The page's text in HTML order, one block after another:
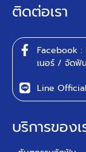
ติดต่อเรา
Facebook
เนอร์ / จัดฟั
Line
บริการของเ